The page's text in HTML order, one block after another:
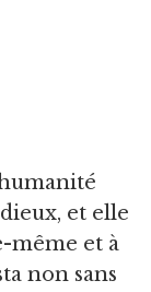
et elle
même et à
non sans